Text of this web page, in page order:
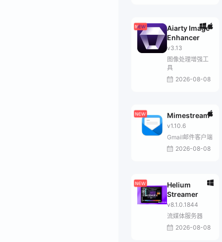
Aiarty Image
Enhancer
v3.13
图像处理增强工
具
2026-08-08
Mimestream
v1.10.6
Gmail邮件客户端
2026-08-08
Helium
Streamer
v8.1.0.1844
流媒体服务器
2026-08-08